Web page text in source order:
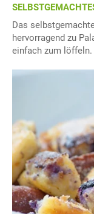
Das
hervorragend zu
einfach zum löffeln.